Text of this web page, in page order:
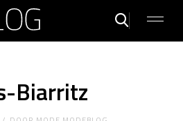
Biarritz